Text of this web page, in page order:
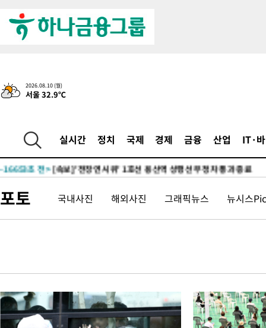
2026.08.10 (월)
서울 32.9℃
실시간 정치 국제 경제 금융 산업 IT·
-30855초 전 >
[속보]이 대통령 "2028년 중순까지 광주 군공항 기능 다른 군
으로 임시 배치해 산단 조기 착공"
-28005초 전 >
-16653초 전 >[속보]'전장연 시위' 1호선 용산역 상행선 무정차 통과 종료
-12417초 전 >
[속보]원·달러 환율, 오전 9시 1410.3원
-12155초 전 >[속보]코스닥, 8.85포인트(1.11%) 오른 807.66 개장
살해
-6107초 전 >
인천 앞바다 연락두절 모터보트 승선원 3명 전원 구조
-5776초 전 >이집트, 가자 협상 당사자들에게 약속이행과 방해금지 촉구
포토 국내사진 해외사진 그래픽뉴스 뉴시스Pic